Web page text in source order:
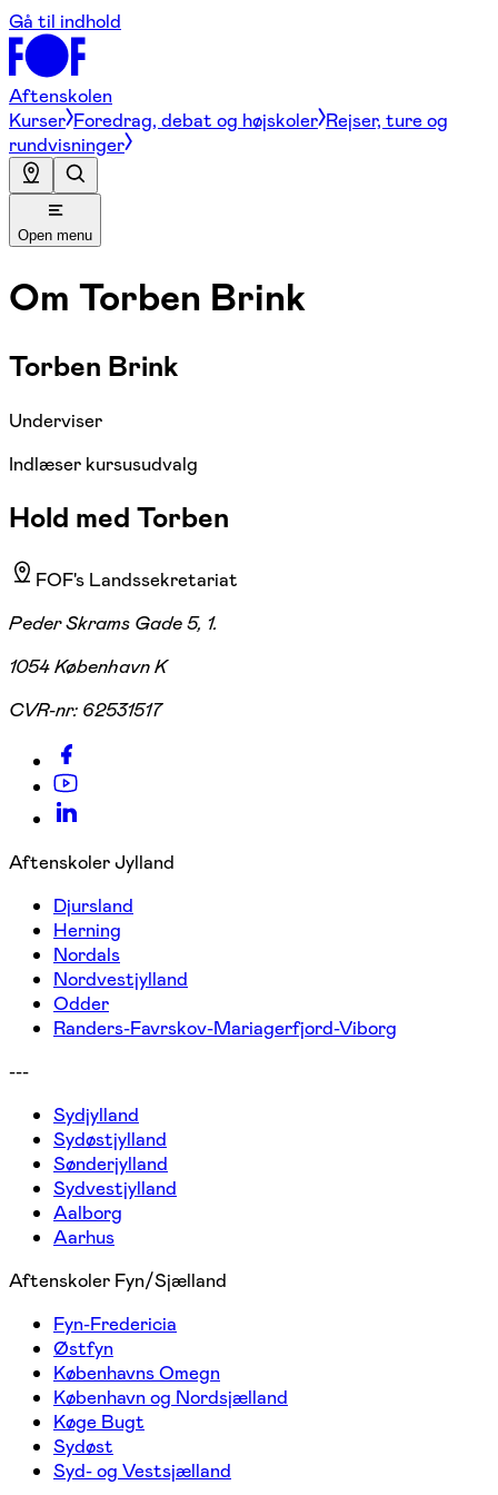
Gå til indhold
Aftenskolen
Kurser Foredrag, debat og højskoler Rejser, ture og
rundvisninger
Open menu
Om Torben Brink
Torben Brink
Underviser
Indlæser kursusudvalg
Hold med Torben
FOF's Landssekretariat
Peder Skrams Gade 5, 1.
1054 København K
CVR-nr: 62531517
Aftenskoler Jylland
Djursland
Herning
Nordals
Nordvestjylland
Odder
Randers-Favrskov-Mariagerfjord-Viborg
---
Sydjylland
Sydøstjylland
Sønderjylland
Sydvestjylland
Aalborg
Aarhus
Aftenskoler Fyn/Sjælland
Fyn-Fredericia
Østfyn
Københavns Omegn
København og Nordsjælland
Køge Bugt
Sydøst
Syd- og Vestsjælland